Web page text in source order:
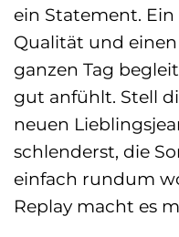
ein Statement.
Qualität und
ganzen Tag
gut anfühlt. Stell
neuen
schlenderst, die
einfach rundum
Replay macht es